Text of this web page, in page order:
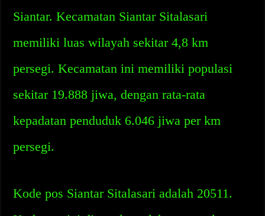
Siantar. Kecamatan Siantar Sitalasari
memiliki luas wilayah sekitar 4,8 km
persegi. Kecamatan ini memiliki populasi
sekitar 19.888 jiwa, dengan rata-rata
kepadatan penduduk 6.046 jiwa per km
persegi.
Kode pos Siantar Sitalasari adalah 20511.